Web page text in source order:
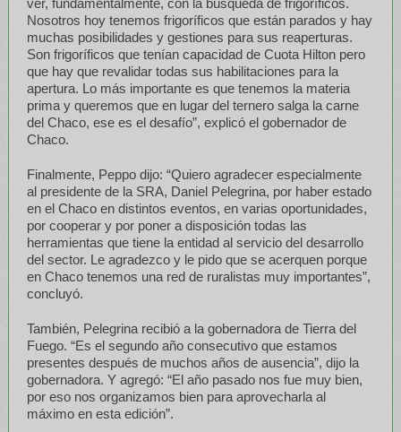
Nosotros hoy tenemos frigoríficos que están parados y hay
muchas posibilidades y gestiones para sus reaperturas.
Son frigoríficos que tenían capacidad de Cuota Hilton pero
que hay que revalidar todas sus habilitaciones para la
apertura. Lo más importante es que tenemos la materia
prima y queremos que en lugar del ternero salga la carne
del Chaco, ese es el desafío”, explicó el gobernador de
Chaco.
Finalmente, Peppo dijo: “Quiero agradecer especialmente
al presidente de la SRA, Daniel Pelegrina, por haber estado
en el Chaco en distintos eventos, en varias oportunidades,
por cooperar y por poner a disposición todas las
herramientas que tiene la entidad al servicio del desarrollo
del sector. Le agradezco y le pido que se acerquen porque
en Chaco tenemos una red de ruralistas muy importantes”,
concluyó.
También, Pelegrina recibió a la gobernadora de Tierra del
Fuego. “Es el segundo año consecutivo que estamos
presentes después de muchos años de ausencia”, dijo la
gobernadora. Y agregó: “El año pasado nos fue muy bien,
por eso nos organizamos bien para aprovecharla al
máximo en esta edición”.